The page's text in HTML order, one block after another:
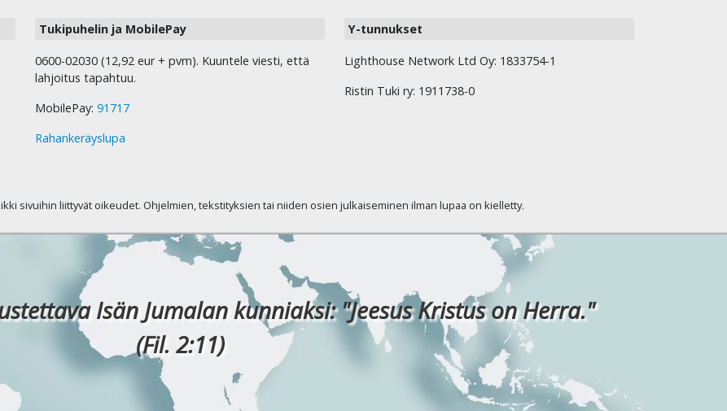
Tukipuhelin ja MobilePay
0600-02030 (12,92 eur + pvm). Kuuntele viesti, että
lahjoitus tapahtuu.
MobilePay: 91717
Rahankeräyslupa
Y-tunnukset
Lighthouse Network Ltd Oy: 1833754-1
Ristin Tuki ry: 1911738-0
sivuihin liittyvät oikeudet. Ohjelmien, tekstityksien tai niiden osien julkaiseminen ilman lupaa on kielletty.
Isän Jumalan kunniaksi: "Jeesus Kristus on Herra."
(Fil. 2:11)